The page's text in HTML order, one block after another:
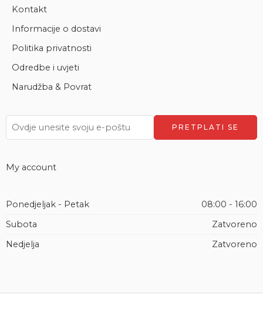
Kontakt
Informacije o dostavi
Politika privatnosti
Odredbe i uvjeti
Narudžba & Povrat
My account
Ponedjeljak - Petak
08:00 - 16:00
Subota
Zatvoreno
Nedjelja
Zatvoreno